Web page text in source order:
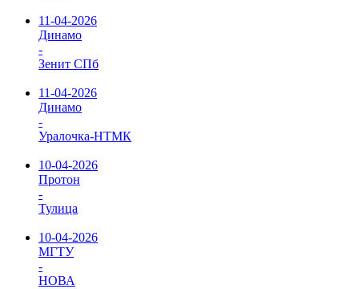
11-04-2026
Динамо
-
Зенит СПб
11-04-2026
Динамо
-
Уралочка-НТМК
10-04-2026
Протон
-
Тулица
10-04-2026
МГТУ
-
НОВА